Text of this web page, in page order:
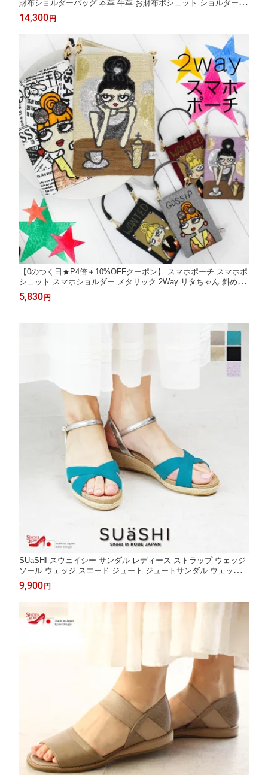
財布ショルダーバッグ 本革 牛革 お財布ポシェット ショルダー 財
布 斜めがけ ウォレットポーチ スマホショルダー レディース レザ
ー ハンドメイド 手作り 長財布 軽い 軽量 [fa-da-sa-48917]
14,300円
【0のつく日★P4倍＋10%OFFクーポン】 スマホポーチ スマホポ
シェット スマホショルダー メタリック 2Way リタちゃん 斜め掛
け サブバッグ レディース キャラクター ミニポシェット
5,830円
SUaSHI スウェイシー サンダル レディース ストラップ ウェッジ
ソール ウェッジ スエード ジュート ジュートサンダル ウェッジソ
ールサンダル レディースのサンダル 疲れないサンダル 痛くない
疲れない 幅広 スアシ 日本製 4cm 5cm 5cmヒール [FOO-DS-SA
MARサマル]
9,900円